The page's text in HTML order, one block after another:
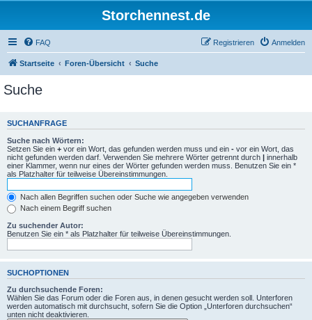
Storchennest.de
FAQ Anmelden
Registrieren
Startseite Foren-Übersicht Suche
Suche
SUCHANFRAGE
Suche nach Wörtern:
Setzen Sie ein + vor ein Wort, das gefunden werden muss und ein - vor ein Wort, das
nicht gefunden werden darf. Verwenden Sie mehrere Wörter getrennt durch | innerhalb
einer Klammer, wenn nur eines der Wörter gefunden werden muss. Benutzen Sie ein *
als Platzhalter für teilweise Übereinstimmungen.
Nach allen Begriffen suchen oder Suche wie angegeben verwenden
Nach einem Begriff suchen
Zu suchender Autor:
Benutzen Sie ein * als Platzhalter für teilweise Übereinstimmungen.
SUCHOPTIONEN
Zu durchsuchende Foren:
Wählen Sie das Forum oder die Foren aus, in denen gesucht werden soll. Unterforen
werden automatisch mit durchsucht, sofern Sie die Option „Unterforen durchsuchen“
unten nicht deaktivieren.